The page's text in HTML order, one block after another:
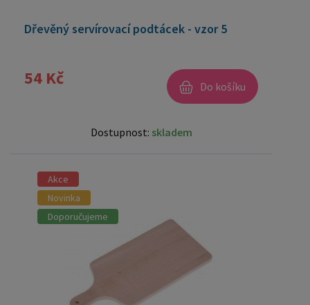
Dřevěný servírovací podtácek - vzor 5
54 Kč Do košíku
Dostupnost: skladem
Akce
Novinka
Doporučujeme